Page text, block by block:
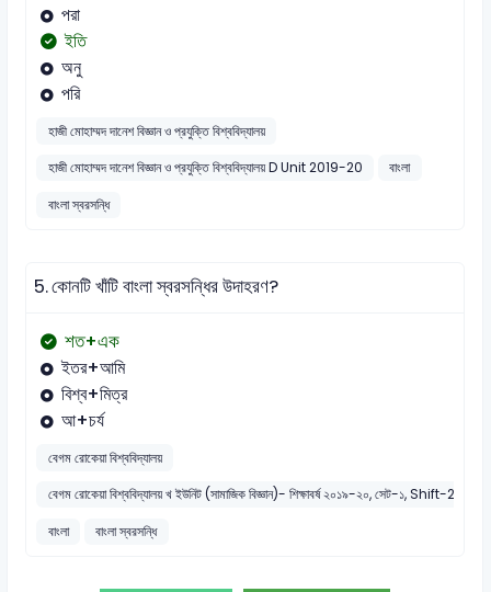
পরা
ইতি
অনু
পরি
হাজী মোহাম্মদ দানেশ বিজ্ঞান ও প্রযুক্তি বিশ্ববিদ্যালয়
হাজী মোহাম্মদ দানেশ বিজ্ঞান ও প্রযুক্তি বিশ্ববিদ্যালয় D Unit 2019-20
বাংলা
বাংলা স্বরসন্ধি
5.কোনটি খাঁটি বাংলা স্বরসন্ধির উদাহরণ?
শত+এক
ইতর+আমি
বিশ্ব+মিত্র
আ+চর্য
বেগম রোকেয়া বিশ্ববিদ্যালয়
বেগম রোকেয়া বিশ্ববিদ্যালয় খ ইউনিট (সামাজিক বিজ্ঞান)- শিক্ষাবর্ষ ২০১৯-২০, সেট-১, Shift-2nd
বাংলা
বাংলা স্বরসন্ধি